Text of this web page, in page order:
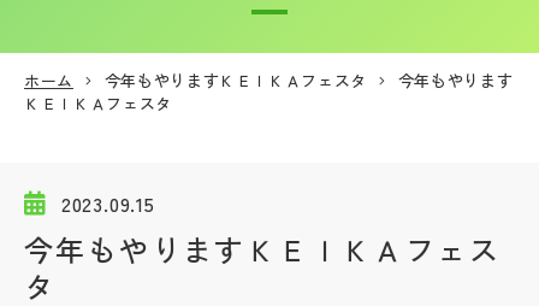
メニュー
学校動画
ホーム 今年もやりますＫＥＩＫＡフェスタ
今年もやります
ＫＥＩＫＡフェスタ
2023.09.15
今年もやりますＫＥＩＫＡフェス
タ